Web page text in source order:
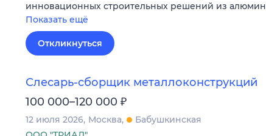
инновационных строительных решений из
Показать ещё
Откликнуться
Слесарь-сборщик металлоконструкций
100 000–120 000 ₽
12 июля 2026 Москва
Бабушкинская